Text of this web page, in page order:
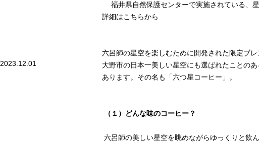
2023.12.01
福井県自然保護センターで実施されている、
詳細はこちらから
六呂師の星空を楽しむために開発された限定ブ
大野市の日本一美しい星空にも選ばれたことの
あります。その名も「六つ星コーヒー」。
（１）どんな味のコーヒー？
六呂師の美しい星空を眺めながらゆっくりと飲